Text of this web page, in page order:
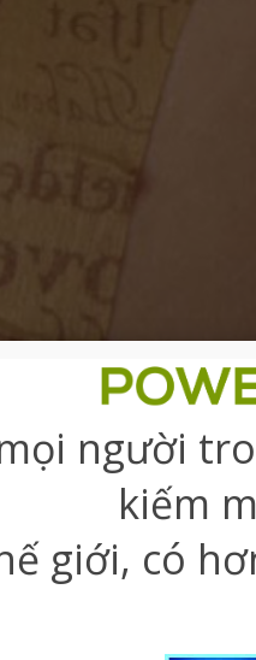
vs. Vá nóng
người
kiếm
giới, có